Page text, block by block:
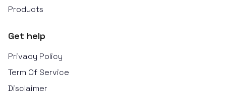
Products
Get help
Privacy Policy
Term Of Service
Disclaimer